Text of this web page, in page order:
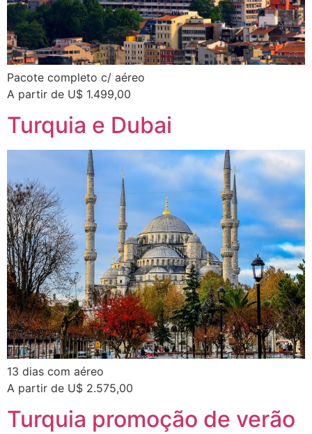
Pacote completo c/ aéreo
A partir de U$ 1.499,00
Turquia e Dubai
13 dias com aéreo
A partir de U$ 2.575,00
Turquia promoção de verão